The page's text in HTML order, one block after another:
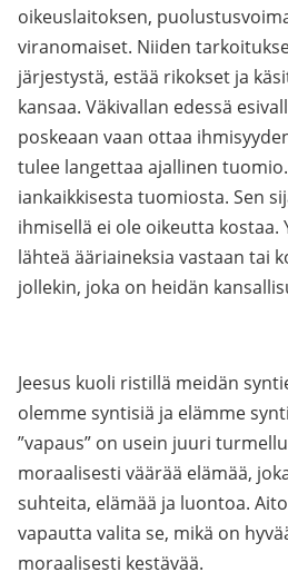
oikeuslaitoksen,
viranomaiset. Niiden
järjestystä, estää rikokset ja
kansaa. Väkivallan edessä
poskeaan vaan ottaa
tulee langettaa ajallinen
iankaikkisesta tuomiosta. Sen
ihmisellä ei ole oikeutta kostaa.
lähteä ääriaineksia vastaan tai
jollekin, joka on heidän
Jeesus kuoli ristillä meidän
olemme syntisiä ja elämme
”vapaus” on usein juuri
moraalisesti väärää elämää,
suhteita, elämää ja luontoa.
vapautta valita se, mikä on
moraalisesti kestävää.